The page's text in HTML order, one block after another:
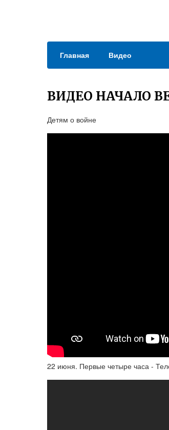
Главная Видео
ВИДЕО НАЧАЛО
Детям о войне
22 июня. Первые четыре часа -